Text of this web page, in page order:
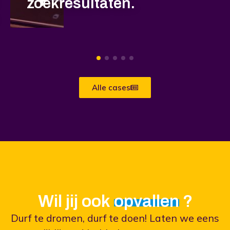
4 5
Alle cases
Wil jij ook opvallen
bijleren ?
Durf te dromen, durf te doen! Laten we eens